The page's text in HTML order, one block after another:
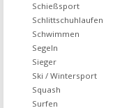
Schießsport
Schlittschuhlaufen
Schwimmen
Segeln
Sieger
Ski / Wintersport
Squash
Surfen